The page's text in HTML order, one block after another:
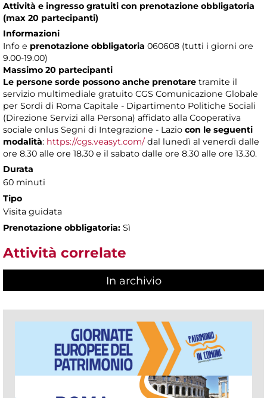
Attività e ingresso gratuiti con prenotazione obbligatoria
(max 20 partecipanti)
Informazioni
Info e prenotazione obbligatoria 060608 (tutti i giorni ore
9.00-19.00)
Massimo 20 partecipanti
Le persone sorde possono anche prenotare tramite il
servizio multimediale gratuito CGS Comunicazione Globale
per Sordi di Roma Capitale - Dipartimento Politiche Sociali
(Direzione Servizi alla Persona) affidato alla Cooperativa
sociale onlus Segni di Integrazione - Lazio con le seguenti
modalità: https://cgs.veasyt.com/dal lunedì al venerdì dalle
ore 8.30 alle ore 18.30 e il sabato dalle ore 8.30 alle ore 13.30.
Durata
60 minuti
Tipo
Visita guidata
Prenotazione obbligatoria: Sì
Attività correlate
In archivio